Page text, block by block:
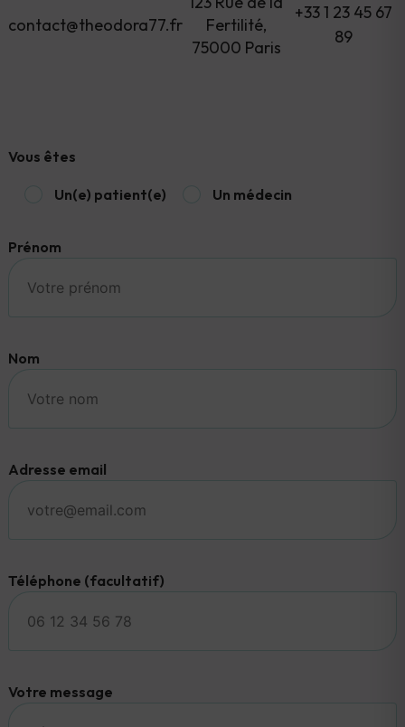
contact@theodora77.fr
Fertilité,
75000 Paris
+33 1 23 45 67
89
Vous êtes
Un(e) patient(e) Un médecin
Prénom
Nom
Adresse email
Téléphone (facultatif)
Votre message